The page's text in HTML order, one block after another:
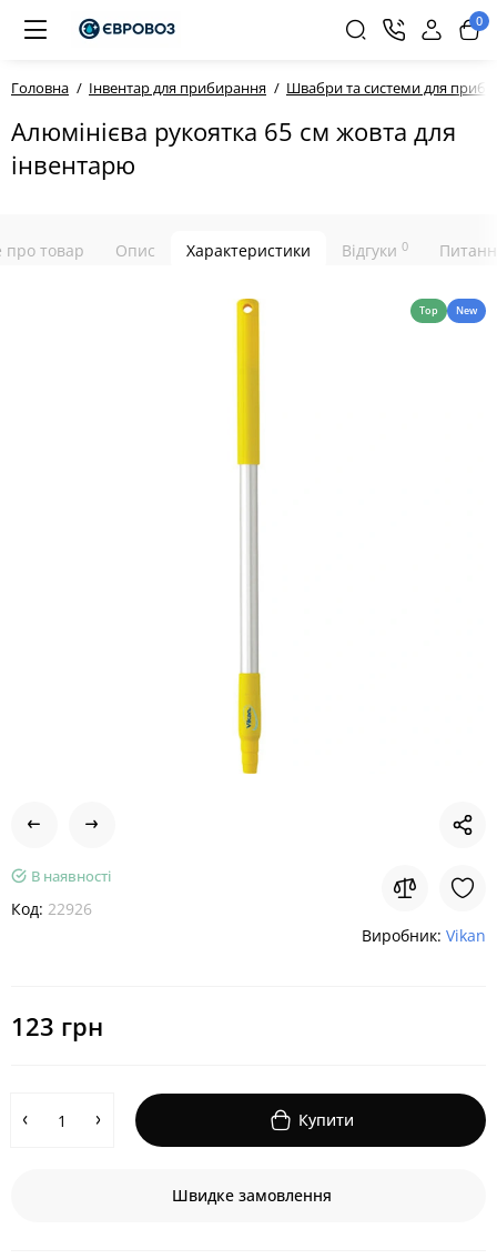
0
Головна Інвентар для прибирання Швабри та системи для
Алюмінієва рукоятка 65 см жовта для
інвентарю
про товар Опис Характеристики Відгуки 0
Top New
В наявності
Код: 22926
Виробник: Vikan
123 грн
Купити
Швидке замовлення